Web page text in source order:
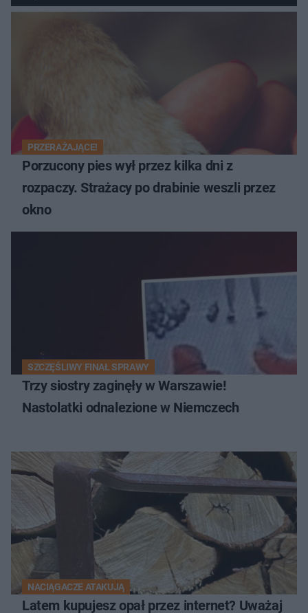
PRZERAŻAJĄCE!
Porzucony pies wył przez kilka dni z
rozpaczy. Strażacy po drabinie weszli przez
okno
SZCZĘŚLIWY FINAŁ SPRAWY
Trzy siostry zaginęły w Warszawie!
Nastolatki odnalezione w Niemczech
NACIĄGACZE ATAKUJĄ
Latem kupujesz opał przez internet? Uważaj